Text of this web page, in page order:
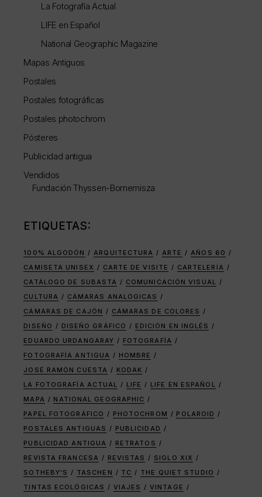
La Fotografía Actual
LIFE en Español
National Geographic Magazine
Mapas Antiguos
Postales
Postales fotográficas
Postales photochrom
Pósteres
Publicidad antigua
Vendidos
Fundación Thyssen-Bornemisza
ETIQUETAS:
100% ALGODÓN ARQUITECTURA ARTE
AÑOS 60
CAMISETA UNISEX
CARTE DE VISITE
CARTELERÍA
CATÁLOGO DE SUBASTA
COMUNICACIÓN VISUAL
CULTURA
CÁMARAS ANALÓGICAS
CÁMARAS DE CAJÓN
CÁMARAS DE COLORES
DISEÑO
DISEÑO GRÁFICO
EDICIÓN EN INGLÉS
EDUARDO URDANGARAY
FOTOGRAFÍA
FOTOGRAFÍA ANTIGUA
HOMBRE
JOSÉ RAMÓN CUESTA
KODAK
LA FOTOGRAFÍA ACTUAL
LIFE
LIFE EN ESPAÑOL
MAPA
NATIONAL GEOGRAPHIC
PAPEL FOTOGRÁFICO
PHOTOCHROM
POLAROID
POSTALES ANTIGUAS
PUBLICIDAD
PUBLICIDAD ANTIGUA
RETRATOS
REVISTA FRANCESA
REVISTAS
SIGLO XIX
SOTHEBY'S
TASCHEN TC
THE QUIET STUDIO
TINTAS ECOLÓGICAS
VIAJES
VINTAGE